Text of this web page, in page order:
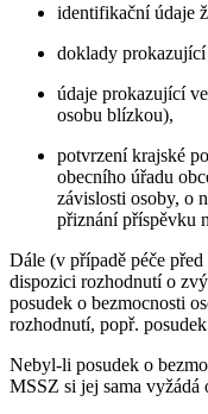
identifikační údaje
doklady
údaje prokazující
osobu blízkou),
potvrzení krajské
obecního úřadu
závislosti osoby, o
přiznání příspěvku
Dále (v případě péče
dispozici rozhodnutí o
posudek o bezmocnosti
rozhodnutí, popř.
Nebyl-li posudek o
MSSZ si jej sama vyžádá